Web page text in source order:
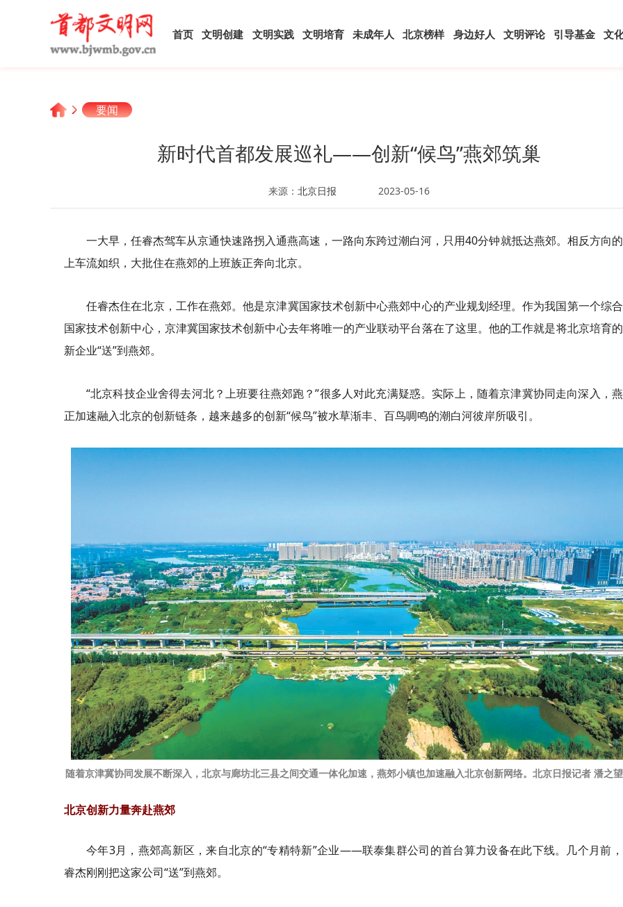
首页 文明创建 文明实践 文明培育 未成年人 北京榜样 身边好人 文明评论 引导基金 文
要闻
新时代首都发展巡礼——创新“候鸟”燕郊筑巢
来源： 北京日报 2023-05-16
一大早，任睿杰驾车从京通快速路拐入通燕高速，一路向东跨过潮白河，只用40分钟就抵达燕郊。相反方向
上车流如织，大批住在燕郊的上班族正奔向北京。
任睿杰住在北京，工作在燕郊。他是京津冀国家技术创新中心燕郊中心的产业规划经理。作为我国第一个综
国家技术创新中心，京津冀国家技术创新中心去年将唯一的产业联动平台落在了这里。他的工作就是将北京培育
新企业“送”到燕郊。
“北京科技企业舍得去河北？上班要往燕郊跑？”很多人对此充满疑惑。实际上，随着京津冀协同走向深入，
正加速融入北京的创新链条，越来越多的创新“候鸟”被水草渐丰、百鸟啁鸣的潮白河彼岸所吸引。
随着京津冀协同发展不断深入，北京与廊坊北三县之间交通一体化加速，燕郊小镇也加速融入北京创新网络。北京日报记者 潘之
北京创新力量奔赴燕郊
今年3月，燕郊高新区，来自北京的“专精特新”企业——联泰集群公司的首台算力设备在此下线。几个月前
睿杰刚刚把这家公司“送”到燕郊。